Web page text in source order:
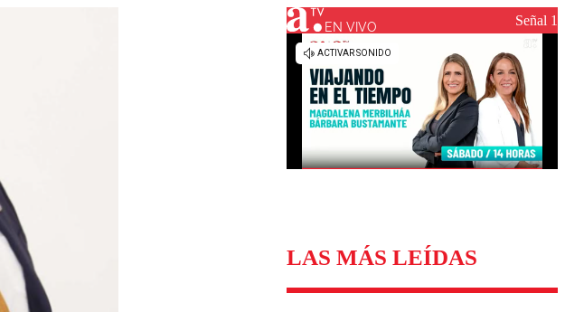
Universidad de Chile
Sustentabilidad
EN VIVO Señal 1
LAS MÁS LEÍDAS